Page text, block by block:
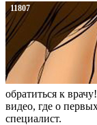
11807
обратиться к
видео, где о
специалист.